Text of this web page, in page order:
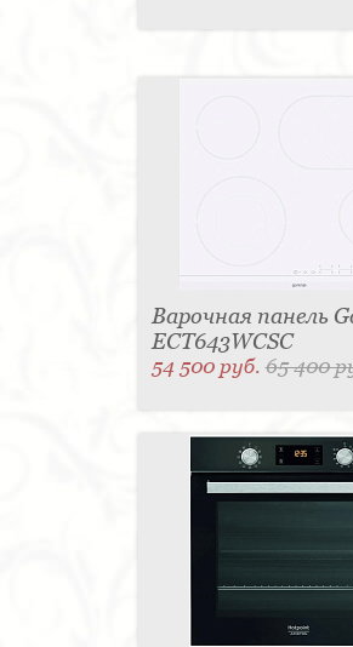
Варочная панель
ECT643WCSC
54 500 руб.65 400